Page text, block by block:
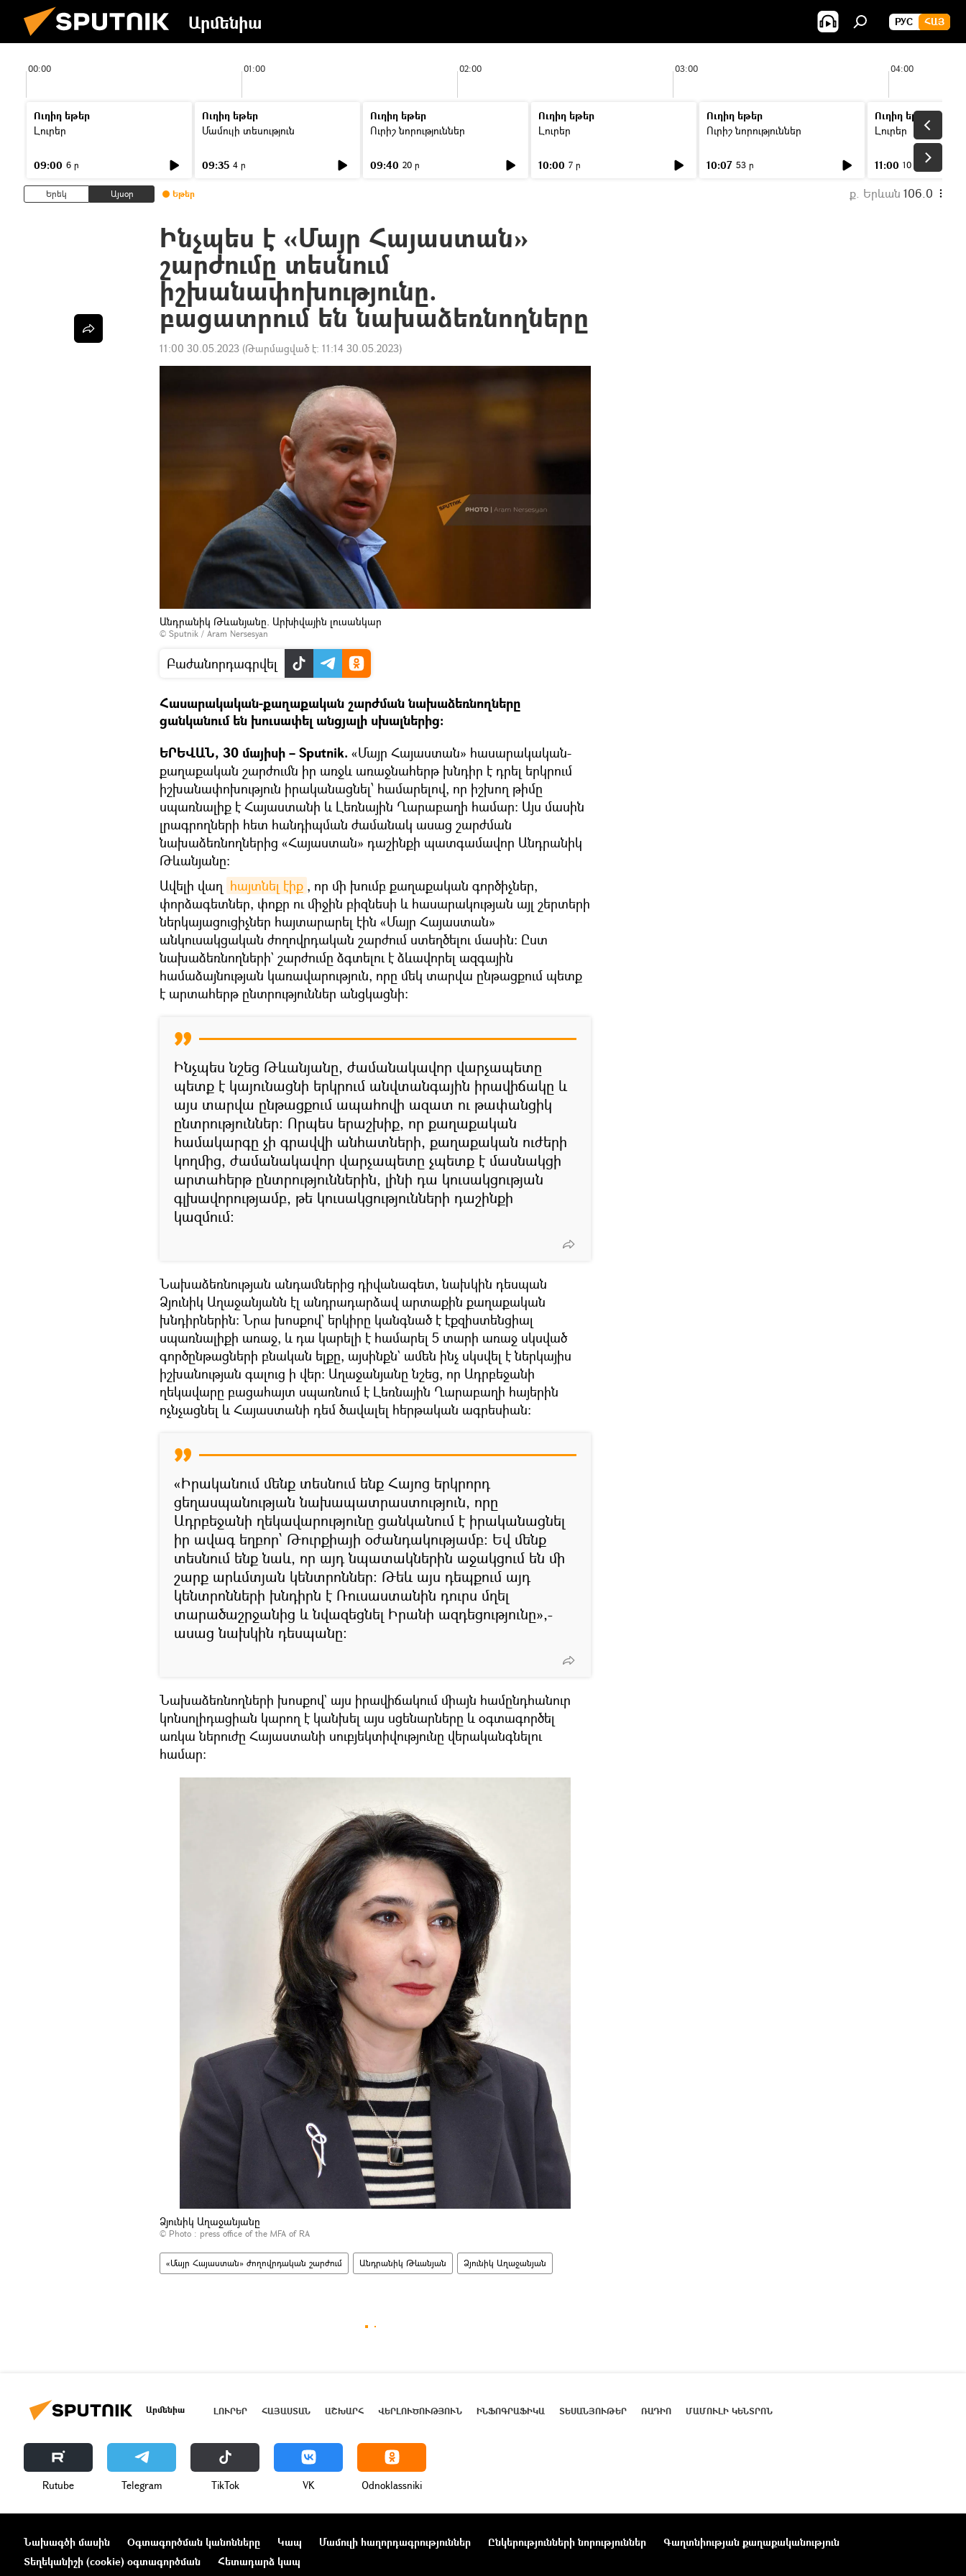
Արմենիա РУС ՀԱՅ
00:00 01:00 02:00 03:00 04:00
Ուղիղ եթեր
Լուրեր
09:00 6 ր
Ուղիղ եթեր
Մամուլի տեսություն
09:35 4 ր
Ուղիղ եթեր
Ուրիշ նորություններ
09:40 20 ր
Ուղիղ եթեր
Լուրեր
10:00 7 ր
Ուղիղ եթեր
Ուրիշ նորություններ
10:07 53 ր
Ուղիղ եթեր
Լուրեր
11:00 10 ր
Երեկ Այսօր Եթեր ք. Երևան 106.0
Ինչպես է «Մայր Հայաստան»
շարժումը տեսնում
իշխանափոխությունը.
բացատրում են նախաձեռնողները
11:00 30.05.2023 (Թարմացված է: 11:14 30.05.2023)
Անդրանիկ Թևանյանը. Արխիվային լուսանկար
© Sputnik / Aram Nersesyan
Բաժանորդագրվել
Հասարակական-քաղաքական շարժման նախաձեռնողները
ցանկանում են խուսափել անցյալի սխալներից։
ԵՐԵՎԱՆ, 30 մայիսի – Sputnik. «Մայր Հայաստան» հասարակական-
քաղաքական շարժումն իր առջև առաջնահերթ խնդիր է դրել երկրում
իշխանափոխություն իրականացնել՝ համարելով, որ իշխող թիմը
սպառնալիք է Հայաստանի և Լեռնային Ղարաբաղի համար։ Այս մասին
լրագրողների հետ հանդիպման ժամանակ ասաց շարժման
նախաձեռնողներից «Հայաստան» դաշինքի պատգամավոր Անդրանիկ
Թևանյանը։
Ավելի վաղ հայտնել էիք , որ մի խումբ քաղաքական գործիչներ,
փորձագետներ, փոքր ու միջին բիզնեսի և հասարակության այլ շերտերի
ներկայացուցիչներ հայտարարել էին «Մայր Հայաստան»
անկուսակցական ժողովրդական շարժում ստեղծելու մասին։ Ըստ
նախաձեռնողների` շարժումը ձգտելու է ձևավորել ազգային
համաձայնության կառավարություն, որը մեկ տարվա ընթացքում պետք
է արտահերթ ընտրություններ անցկացնի։
Ինչպես նշեց Թևանյանը, ժամանակավոր վարչապետը
պետք է կայունացնի երկրում անվտանգային իրավիճակը և
այս տարվա ընթացքում ապահովի ազատ ու թափանցիկ
ընտրություններ։ Որպես երաշխիք, որ քաղաքական
համակարգը չի գրավվի անհատների, քաղաքական ուժերի
կողմից, ժամանակավոր վարչապետը չպետք է մասնակցի
արտահերթ ընտրություններին, լինի դա կուսակցության
գլխավորությամբ, թե կուսակցությունների դաշինքի
կազմում։
Նախաձեռնության անդամներից դիվանագետ, նախկին դեսպան
Ձյունիկ Աղաջանյանն էլ անդրադարձավ արտաքին քաղաքական
խնդիրներին։ Նրա խոսքով` երկիրը կանգնած է էքզիստենցիալ
սպառնալիքի առաջ, և դա կարելի է համարել 5 տարի առաջ սկսված
գործընթացների բնական ելքը, այսինքն` ամեն ինչ սկսվել է ներկայիս
իշխանության գալուց ի վեր։ Աղաջանյանը նշեց, որ Ադրբեջանի
ղեկավարը բացահայտ սպառնում է Լեռնային Ղարաբաղի հայերին
ոչնչացնել և Հայաստանի դեմ ծավալել հերթական ագրեսիան։
«Իրականում մենք տեսնում ենք Հայոց երկրորդ
ցեղասպանության նախապատրաստություն, որը
Ադրբեջանի ղեկավարությունը ցանկանում է իրականացնել
իր ավագ եղբոր՝ Թուրքիայի օժանդակությամբ։ Եվ մենք
տեսնում ենք նաև, որ այդ նպատակներին աջակցում են մի
շարք արևմտյան կենտրոններ։ Թեև այս դեպքում այդ
կենտրոնների խնդիրն է Ռուսաստանին դուրս մղել
տարածաշրջանից և նվազեցնել Իրանի ազդեցությունը»,-
ասաց նախկին դեսպանը։
Նախաձեռնողների խոսքով` այս իրավիճակում միայն համընդհանուր
կոնսոլիդացիան կարող է կանխել այս սցենարները և օգտագործել
առկա ներուժը Հայաստանի սուբյեկտիվությունը վերականգնելու
համար։
Ձյունիկ Աղաջանյանը
© Photo : press office of the MFA of RA
«Մայր Հայաստան» ժողովրդական շարժում Անդրանիկ Թևանյան Ձյունիկ Աղաջանյան
Արմենիա ԼՈՒՐԵՐ ՀԱՅԱՍՏԱՆ ԱՇԽԱՐՀ ՎԵՐԼՈՒԾՈՒԹՅՈՒՆ ԻՆՖՈԳՐԱՖԻԿԱ ՏԵՍԱՆՅՈՒԹԵՐ ՌԱԴԻՈ ՄԱՄՈՒԼԻ ԿԵՆՏՐՈՆ
Rutube Telegram ТikТоk VK Odnoklassniki
Նախագծի մասին Օգտագործման կանոնները Կապ Մամուլի հաղորդագրություններ Ընկերությունների նորություններ
Գաղտնիության քաղաքականություն
Տեղեկանիշի (cookie) օգտագործման
Հետադարձ կապ